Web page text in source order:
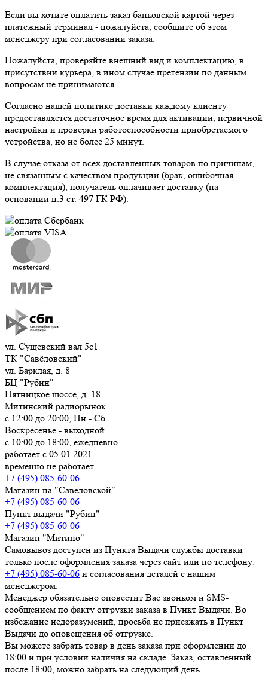
Если вы хотите оплатить заказ банковской картой через
платежный терминал - пожалуйста, сообщите об этом
менеджеру при согласовании заказа.
Пожалуйста, проверяйте внешний вид и комплектацию, в
присутствии курьера, в ином случае претензии по данным
вопросам не принимаются.
Согласно нашей политике доставки каждому клиенту
предоставляется достаточное время для активации, первичной
настройки и проверки работоспособности приобретаемого
устройства, но не более 25 минут.
В случае отказа от всех доставленных товаров по причинам,
не связанным с качеством продукции (брак, ошибочная
комплектация), получатель оплачивает доставку (на
основании п.3 ст. 497 ГК РФ).
ул. Сущевский вал 5с1
ТК "Савёловский"
ул. Барклая, д. 8
БЦ "Рубин"
Пятницкое шоссе, д. 18
Митинский радиорынок
с 12:00 до 20:00, Пн - Сб
Воскресенье - выходной
с 10:00 до 18:00, ежедневно
работает с 05.01.2021
временно не работает
+7 (495) 085-60-06
Магазин на "Савёловской"
+7 (495) 085-60-06
Пункт выдачи "Рубин"
+7 (495) 085-60-06
Магазин "Митино"
Самовывоз доступен из Пункта Выдачи службы доставки
только после оформления заказа через сайт или по телефону:
+7 (495) 085-60-06 и согласования деталей с нашим
менеджером.
Менеджер обязательно оповестит Вас звонком и SMS-
сообщением по факту отгрузки заказа в Пункт Выдачи. Во
избежание недоразумений, просьба не приезжать в Пункт
Выдачи до оповещения об отгрузке.
Вы можете забрать товар в день заказа при оформлении до
18:00 и при условии наличия на складе. Заказ, оставленный
после 18:00, можно забрать на следующий день.